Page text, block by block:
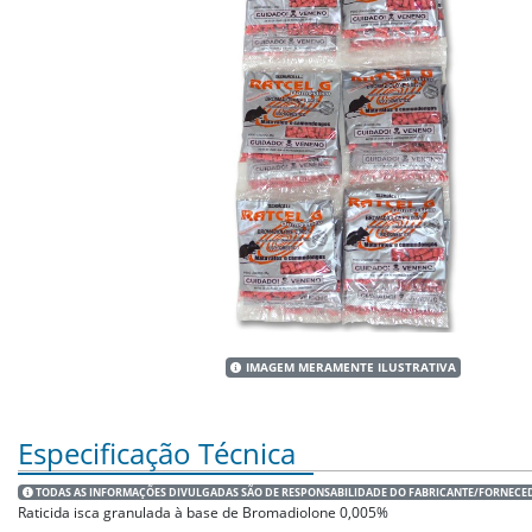
IMAGEM MERAMENTE ILUSTRATIVA
Especificação Técnica
TODAS AS INFORMAÇÕES DIVULGADAS SÃO DE RESPONSABILIDADE DO FABRICANTE/
Raticida isca granulada à base de Bromadiolone 0,005%